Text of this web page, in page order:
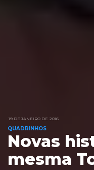
19 DE JANEIRO DE 2016
QUADRINHOS
Novas
mesma